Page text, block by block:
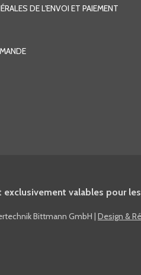
DE L'ENVOI ET PAIEMENT
exclusivement valables pour
Bittmann GmbH | Design &